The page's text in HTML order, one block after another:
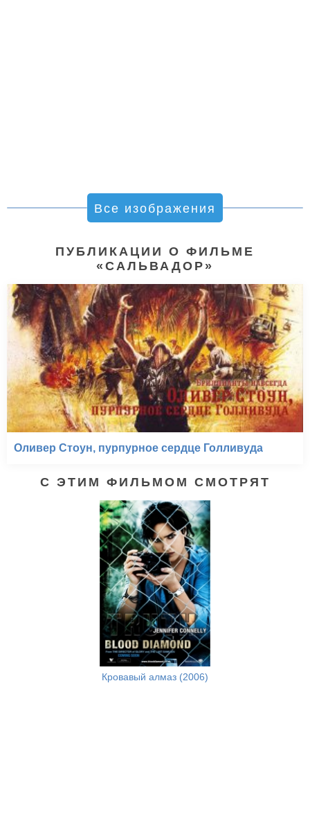
Все изображения
ПУБЛИКАЦИИ О ФИЛЬМЕ
«САЛЬВАДОР»
Оливер Стоун, пурпурное сердце Голливуда
С ЭТИМ ФИЛЬМОМ СМОТРЯТ
Кровавый алмаз (2006)